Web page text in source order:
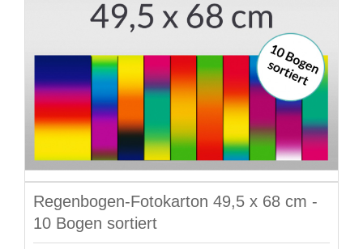
Regenbogen-Fotokarton 49,5 x 68 cm -
10 Bogen sortiert